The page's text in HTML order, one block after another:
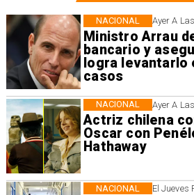
Ayer A
Ministro Arrau
bancario y
logra levantarlo
casos
NACIONAL
Ayer A
Actriz chilena
Oscar con
Hathaway
NACIONAL
El Jueves
NACIONAL